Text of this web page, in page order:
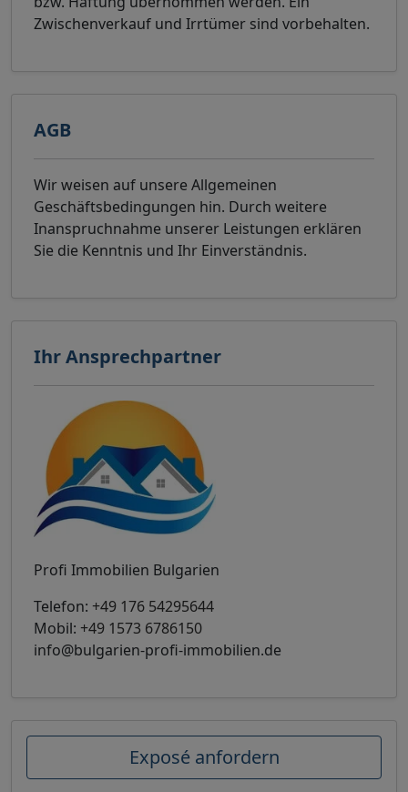
Zwischenverkauf und Irrtümer sind vorbehalten.
AGB
Wir weisen auf unsere Allgemeinen
Geschäftsbedingungen hin. Durch weitere
Inanspruchnahme unserer Leistungen erklären
Sie die Kenntnis und Ihr Einverständnis.
Ihr Ansprechpartner
Profi Immobilien Bulgarien
Telefon: +49 176 54295644
Mobil: +49 1573 6786150
info@bulgarien-profi-immobilien.de
Exposé anfordern